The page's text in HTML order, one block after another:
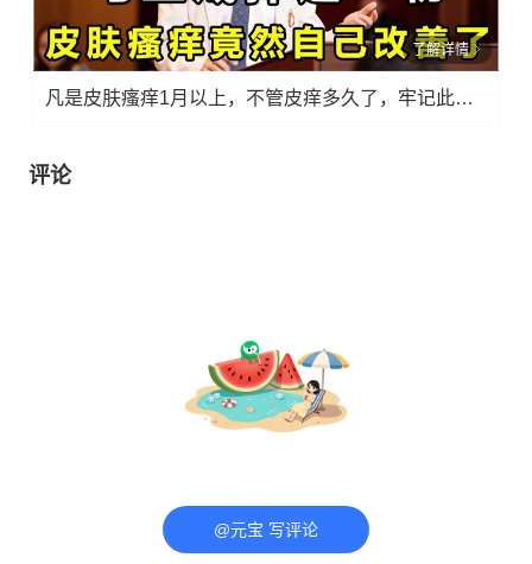
了解详情
凡是皮肤瘙痒1月以上，不管皮痒多久了，牢记此法，快！准！狠！
评论
@元宝 写评论